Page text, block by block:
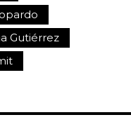
Gutiérrez